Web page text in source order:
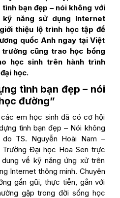
tình bạn đẹp – nói không với
năng sử dụng Internet
thiệu lộ trình học tập để
quốc Anh ngay tại Việt
trường cũngtrao học bổng
học sinh trên hành trình
học.
tình bạn đẹp – nói
đường”
em học sinh đã có cơ hội
tình bạn đẹp – Nói không
TS. Nguyễn Hoài Nam –
Trường Đại học Hoa Sen trực
về kỹ năng ứng xử trên
Internet thông minh. Chuyên
gần gũi, thực tiễn, gắn với
gặp trong đời sống học